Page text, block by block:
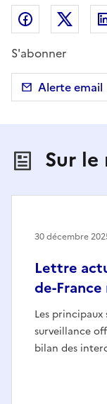
Partager
S'abonner
Alerte email
Sur
Lettre
de-France
Les
surveillance
bilan des
30 décembre